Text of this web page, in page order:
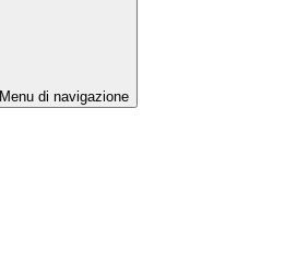
Menu di navigazione